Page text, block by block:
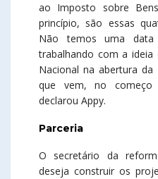
ao Imposto sobre
princípio, são essas
Não temos uma data
trabalhando com a ideia
Nacional na abertura
que vem, no começo
declarou Appy.
Parceria
O secretário da
deseja construir os